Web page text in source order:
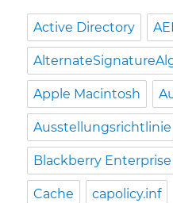
Active Directory
Apple Macintosh
Ausstellungsrichtlinie
Blackberry
Cache capolicy.inf